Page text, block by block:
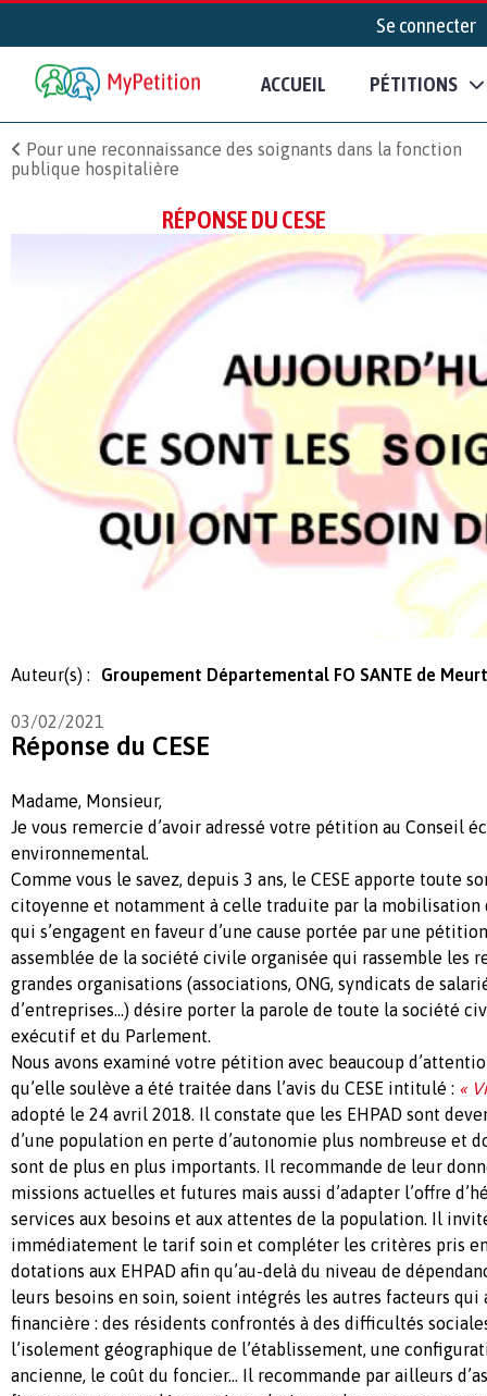
Se connecter
ACCUEIL PÉTITIONS
Pour une reconnaissance des soignants dans la fonction
publique hospitalière
RÉPONSE DU CESE
Auteur(s) : Groupement Départemental FO SANTE de
03/02/2021
Réponse du CESE
Madame, Monsieur,
Je vous remercie d’avoir adressé votre pétition au Conseil
environnemental.
Comme vous le savez, depuis 3 ans, le CESE apporte toute
citoyenne et notamment à celle traduite par la mobilisation
qui s’engagent en faveur d’une cause portée par une
assemblée de la société civile organisée qui rassemble les
grandes organisations (associations, ONG, syndicats de
d’entreprises…) désire porter la parole de toute la société
exécutif et du Parlement.
Nous avons examiné votre pétition avec beaucoup
qu’elle soulève a été traitée dans l’avis du CESE intitulé : «
adopté le 24 avril 2018. Il constate que les EHPAD sont
d’une population en perte d’autonomie plus nombreuse et
sont de plus en plus importants. Il recommande de leur
missions actuelles et futures mais aussi d’adapter l’offre
services aux besoins et aux attentes de la population. Il
immédiatement le tarif soin et compléter les critères pris
dotations aux EHPAD afin qu’au-delà du niveau de
leurs besoins en soin, soient intégrés les autres facteurs qui
financière : des résidents confrontés à des difficultés
l’isolement géographique de l’établissement, une
ancienne, le coût du foncier… Il recommande par ailleurs